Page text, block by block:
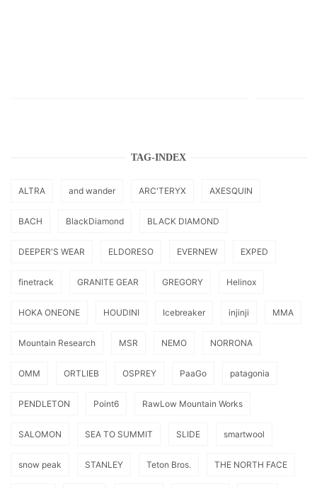
TAG-INDEX
ALTRA and wander ARC'TERYX AXESQUIN
BACH BlackDiamond BLACK DIAMOND
DEEPER'S WEAR ELDORESO EVERNEW EXPED
finetrack GRANITE GEAR GREGORY Helinox
HOKA ONEONE HOUDINI Icebreaker injinji MMA
Mountain Research MSR NEMO NORRONA
OMM ORTLIEB OSPREY PaaGo patagonia
PENDLETON Point6 RawLow Mountain Works
SALOMON SEA TO SUMMIT SLIDE smartwool
snow peak STANLEY Teton Bros. THE NORTH FACE